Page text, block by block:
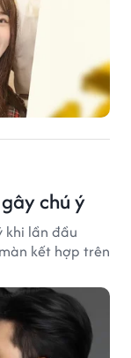
chú ý
khi lần đầu
kết hợp trên